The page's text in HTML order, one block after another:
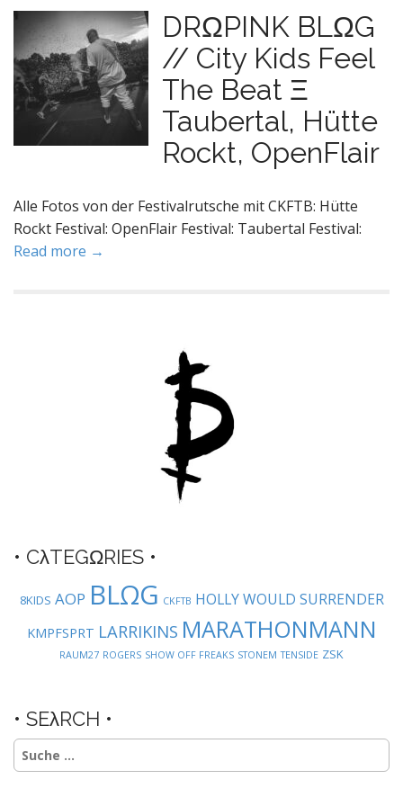
DRΩPINK BLΩG
// City Kids Feel
The Beat Ξ
Taubertal, Hütte
Rockt, OpenFlair
Alle Fotos von der Festivalrutsche mit CKFTB: Hütte
Rockt Festival: OpenFlair Festival: Taubertal Festival:
Read more →
• CλTEGΩRIES •
8KIDS AOP BLΩG CKFTB HOLLY WOULD SURRENDER
KMPFSPRT LARRIKINS MARATHONMANN
RAUM27 ROGERS SHOW OFF FREAKS STONEM TENSIDE ZSK
• SEλRCH •
Suche
nach: